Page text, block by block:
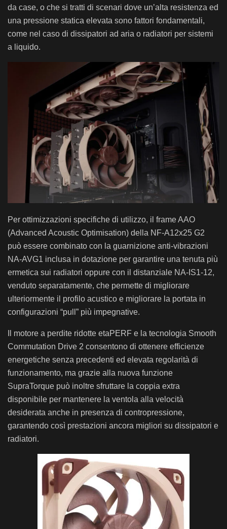
da case, o che si tratti di scenari dove un’alta resistenza ed
una pressione statica elevata sono fattori fondamentali,
come nel caso di dissipatori ad aria o radiatori per sistemi
a liquido.
Per ottimizzazioni specifiche di utilizzo, il frame AAO
(Advanced Acoustic Optimisation) della NF-A12x25 G2
può essere combinato con la guarnizione anti-vibrazioni
NA-AVG1 inclusa in dotazione per garantire una tenuta più
ermetica sui radiatori oppure con il distanziale NA-IS1-12,
venduto separatamente, che permette di migliorare
ulteriormente il profilo acustico e migliorare la portata in
configurazioni “pull” più impegnative.
Il motore a perdite ridotte etaPERF e la tecnologia Smooth
Commutation Drive 2 consentono di ottenere efficienze
energetiche senza precedenti ed elevata regolarità di
funzionamento, ma grazie alla nuova funzione
SupraTorque può inoltre sfruttare la coppia extra
disponibile per mantenere la ventola alla velocità
desiderata anche in presenza di contropressione,
garantendo così prestazioni ancora migliori su dissipatori e
radiatori.